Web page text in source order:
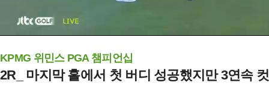
KPMG 위민스 PGA 챔피언십
2R_ 마지막 홀에서 첫 버디 성공했지만 3연속